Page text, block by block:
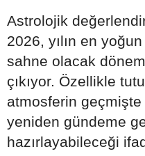
Astrolojik
2026, yılın en
sahne olacak
çıkıyor. Özellikle
atmosferin geçmişte
yeniden gündeme
hazırlayabileceği